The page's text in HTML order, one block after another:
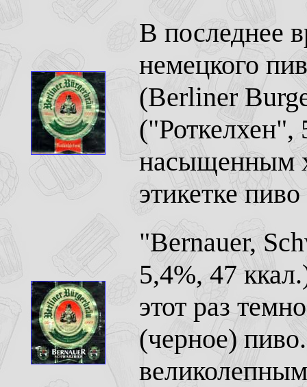
В последнее
немецкого
(Berliner
("Роткелхен",
насыщенным
этикетке
"Bernauer,
5,4%, 47
этот раз
(черное)